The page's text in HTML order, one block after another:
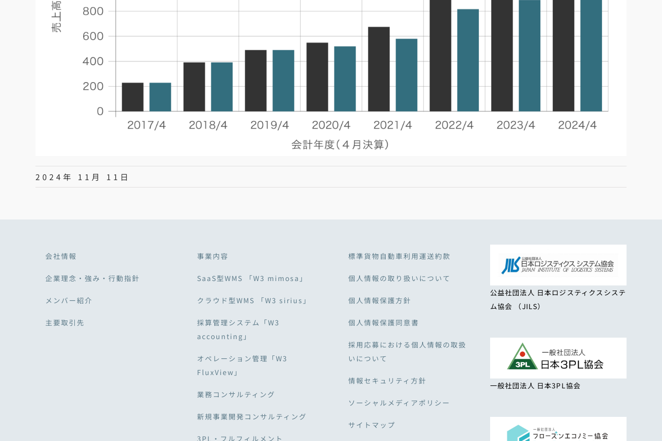
2024年 11月 11日
会社情報
企業理念・強み・行動指針
メンバー紹介
主要取引先
事業内容
SaaS型WMS 「W3 mimosa」
クラウド型WMS 「W3 sirius」
採算管理システム「W3
accounting」
オペレーション管理「W3
FluxView」
業務コンサルティング
新規事業開発コンサルティング
3PL・フルフィルメント
標準貨物自動車利用運送約款
個人情報の取り扱いについて
個人情報保護方針
個人情報保護同意書
採用応募における個人情報の取扱
いについて
情報セキュリティ方針
ソーシャルメディアポリシー
サイトマップ
公益社団法人 日本ロジスティクスシステ
ム協会 （JILS）
一般社団法人 日本3PL協会